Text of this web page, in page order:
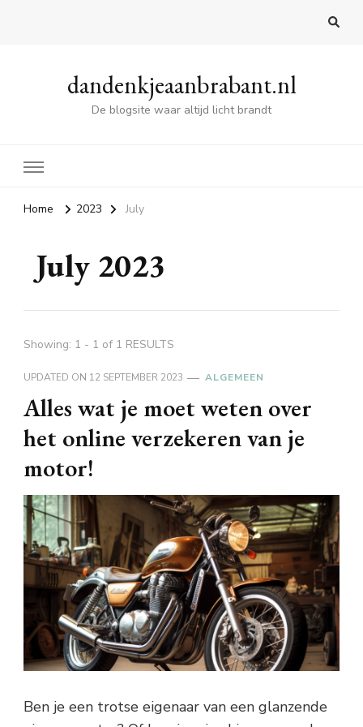
dandenkjeaanbrabant.nl
De blogsite waar altijd licht brandt
Home 2023 July
July 2023
Showing: 1 - 1 of 1 RESULTS
UPDATED ON 12 SEPTEMBER 2023 ALGEMEEN
Alles wat je moet weten over
het online verzekeren van je
motor!
Ben je een trotse eigenaar van een glanzende